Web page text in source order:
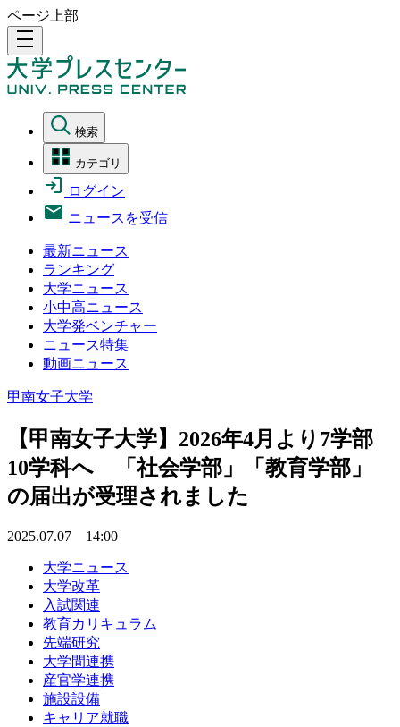
ページ上部
density_medium
検索
カテゴリ
ログイン
ニュースを受信
最新ニュース
ランキング
大学ニュース
小中高ニュース
大学発ベンチャー
ニュース特集
動画ニュース
甲南女子大学
【甲南女子大学】2026年4月より7学部
10学科へ 「社会学部」「教育学部」
の届出が受理されました
2025.07.07 14:00
大学ニュース
大学改革
入試関連
教育カリキュラム
先端研究
大学間連携
産官学連携
施設設備
キャリア就職